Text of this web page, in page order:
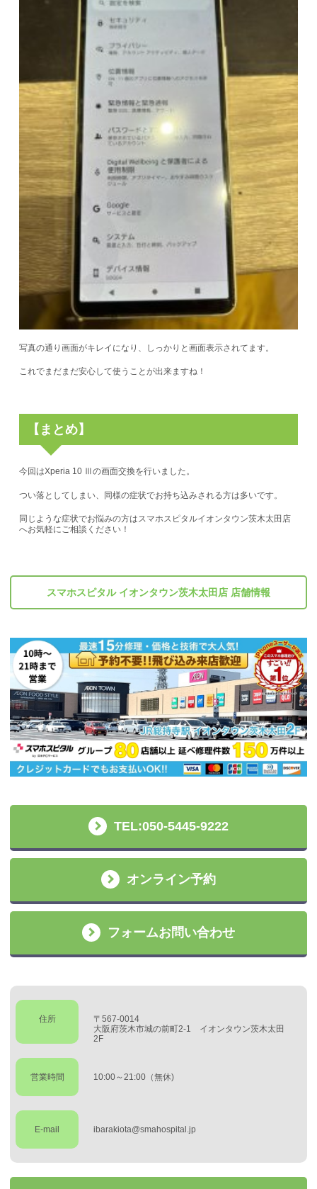
写真の通り画面がキレイになり、しっかりと画面表示されてます。
これでまだまだ安心して使うことが出来ますね！
【まとめ】
今回はXperia 10 Ⅲの画面交換を行いました。
つい落としてしまい、同様の症状でお持ち込みされる方は多いです。
同じような症状でお悩みの方はスマホスピタルイオンタウン茨木太田店
へお気軽にご相談ください！
スマホスピタル イオンタウン茨木太田店 店舗情報
TEL:050-5445-9222
オンライン予約
フォームお問い合わせ
住所
〒567-0014
大阪府茨木市城の前町2-1 イオンタウン茨木太田
2F
営業時間 10:00～21:00（無休)
E-mail ibarakiota@smahospital.jp